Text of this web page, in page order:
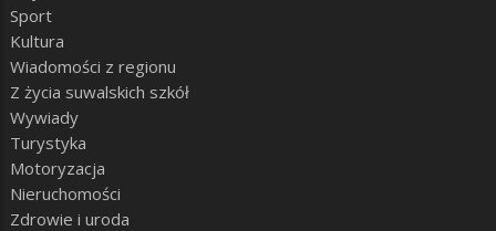
Sport
Kultura
Wiadomości z regionu
Z życia suwalskich szkół
Wywiady
Turystyka
Motoryzacja
Nieruchomości
Zdrowie i uroda